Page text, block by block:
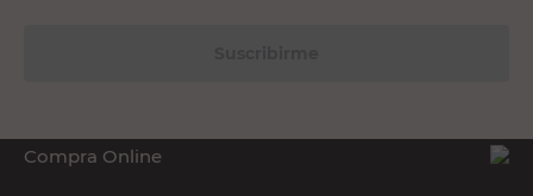
Compra Online